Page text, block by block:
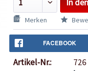
In den
Merken
FACEBOOK
Artikel-Nr.:
726